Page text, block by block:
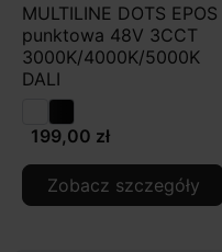
MULTILINE DOTS EPOS
punktowa 48V 3CCT
3000K/4000K/5000K
DALI
199,00 zł
Zobacz szczegóły